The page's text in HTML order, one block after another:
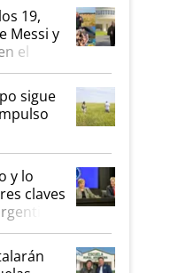
19,
Messi y
el
"darle
salió
sigue
y lo
claves